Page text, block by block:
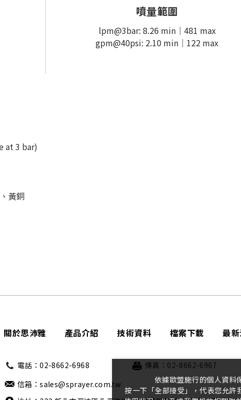
噴量範圍
lpm@3bar: 8.26 min｜481 max
gpm@40psi: 2.10 min｜122 max
at 3 bar)
黃銅
關於思沛雅 產品介紹 技術資料 檔案下載 最
電話：02-8662-6968
傳真：02-8662-6967
信箱：sales@sprayer.com.tw
依據歐盟施行的個人資料
按一下「全部接受」，代表您允